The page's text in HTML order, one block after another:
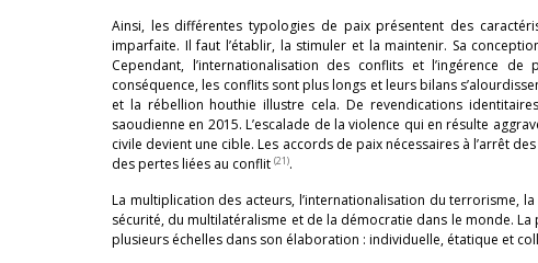
Ainsi, les différentes typologies de paix présentent des
imparfaite. Il faut l’établir, la stimuler et la maintenir. Sa
Cependant, l’internationalisation des conflits et l’ingérence
conséquence, les conflits sont plus longs et leurs bilans
et la rébellion houthie illustre cela. De revendications
saoudienne en 2015. L’escalade de la violence qui en résulte
civile devient une cible. Les accords de paix nécessaires à l’arrêt
des pertes liées au conflit (21).
La multiplication des acteurs, l’internationalisation du terrorisme,
sécurité, du multilatéralisme et de la démocratie dans le monde.
plusieurs échelles dans son élaboration : individuelle, étatique et